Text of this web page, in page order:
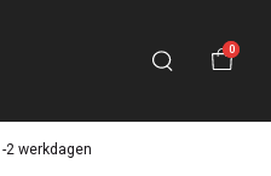
0
2 werkdagen